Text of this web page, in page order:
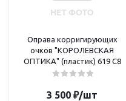
Оправа корригирующих
очков "КОРОЛЕВСКАЯ
ОПТИКА" (пластик) 619 C8
3 500 ₽/шт